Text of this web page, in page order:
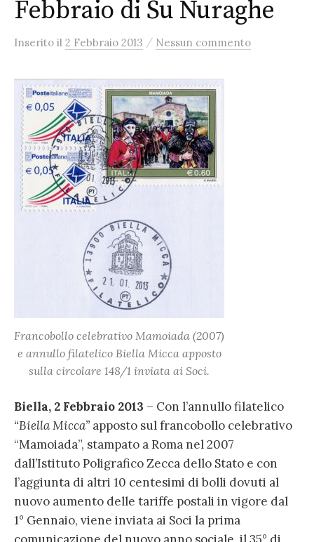
Febbraio di Su Nuraghe
Inserito il 2 Febbraio 2013 / Nessun commento
Francobollo celebrativo Mamoiada (2007)
e annullo filatelico Biella Miccaapposto
sulla circolare 148/1 inviata ai Soci.
Biella, 2 Febbraio 2013 – Con l’annullo filatelico
“Biella Micca” apposto sul francobollo celebrativo
“Mamoiada”, stampato a Roma nel 2007
dall’Istituto Poligrafico Zecca dello Stato e con
l’aggiunta di altri 10 centesimi di bolli dovuti al
nuovo aumento delle tariffe postali in vigore dal
1° Gennaio, viene inviata ai Soci la prima